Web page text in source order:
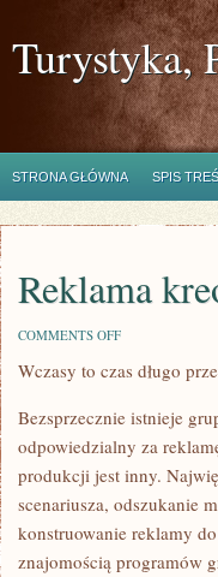
Turystyka,
STRONA GŁÓWNA SPIS
Reklama
COMMENTS OFFON
KREOWANA
JAKIMŚ
CELU.
Wczasy to czas długo
Bezsprzecznie istnieje
odpowiedzialny za
produkcji jest inny.
scenariusza, odszukanie
konstruowanie reklamy
znajomością programów